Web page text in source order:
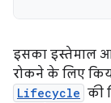
इसका इस्तेमाल
रोकने के लिए
Lifecycle की